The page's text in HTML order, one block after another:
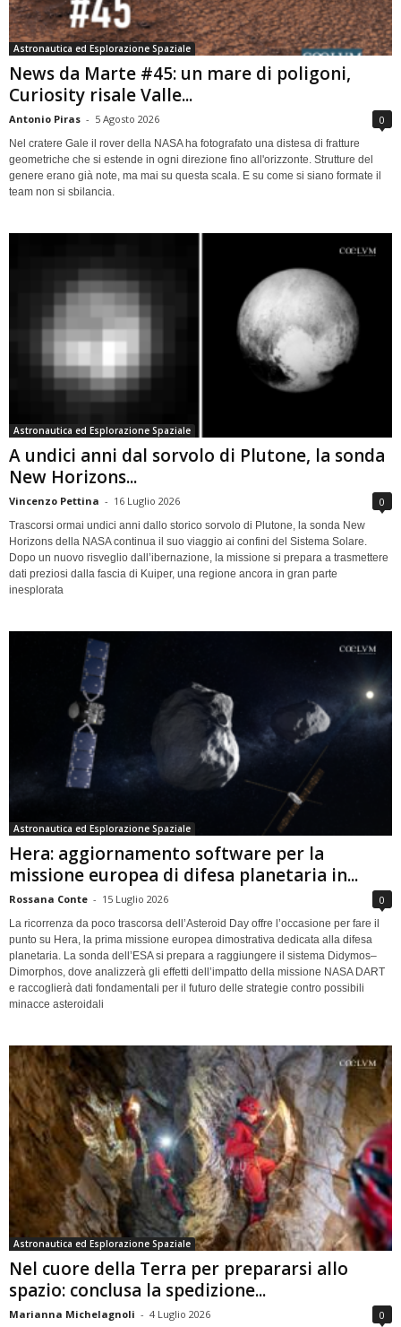
Astronautica ed Esplorazione Spaziale
News da Marte #45: un mare di poligoni,
Curiosity risale Valle...
Antonio Piras - 5 Agosto 2026 0
Nel cratere Gale il rover della NASA ha fotografato una distesa di fratture
geometriche che si estende in ogni direzione fino all'orizzonte. Strutture del
genere erano già note, ma mai su questa scala. E su come si siano formate il
team non si sbilancia.
Astronautica ed Esplorazione Spaziale
A undici anni dal sorvolo di Plutone, la sonda
New Horizons...
Vincenzo Pettina - 16 Luglio 2026 0
Trascorsi ormai undici anni dallo storico sorvolo di Plutone, la sonda New
Horizons della NASA continua il suo viaggio ai confini del Sistema Solare.
Dopo un nuovo risveglio dall’ibernazione, la missione si prepara a trasmettere
dati preziosi dalla fascia di Kuiper, una regione ancora in gran parte
inesplorata
Astronautica ed Esplorazione Spaziale
Hera: aggiornamento software per la
missione europea di difesa planetaria in...
Rossana Conte - 15 Luglio 2026 0
La ricorrenza da poco trascorsa dell’Asteroid Day offre l’occasione per fare il
punto su Hera, la prima missione europea dimostrativa dedicata alla difesa
planetaria. La sonda dell’ESA si prepara a raggiungere il sistema Didymos–
Dimorphos, dove analizzerà gli effetti dell’impatto della missione NASA DART
e raccoglierà dati fondamentali per il futuro delle strategie contro possibili
minacce asteroidali
Astronautica ed Esplorazione Spaziale
Nel cuore della Terra per prepararsi allo
spazio: conclusa la spedizione...
Marianna Michelagnoli - 4 Luglio 2026 0